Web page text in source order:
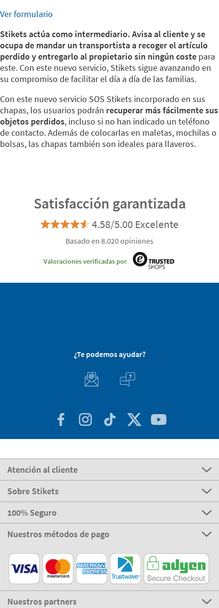
Ver formulario
Stikets actúa como intermediario. Avisa al cliente y se
ocupa de mandar un transportista a recoger el artículo
perdido y entregarlo al propietario sin ningún coste para
este. Con este nuevo servicio, Stikets sigue avanzando en
su compromiso de facilitar el día a día de las familias.
Con este nuevo servicio SOS Stikets incorporado en sus
chapas, los usuarios podrán recuperar más fácilmente sus
objetos perdidos, incluso si no han indicado un teléfono
de contacto. Además de colocarlas en maletas, mochilas o
bolsas, las chapas también son ideales para llaveros.
Satisfacción garantizada
4.58/5.00 Excelente
Basado en 8.020 opiniones
Valoraciones verificadas por
¿Te podemos ayudar?
Atención al cliente
Sobre Stikets
100% Seguro
Nuestros métodos de pago
Nuestros partners